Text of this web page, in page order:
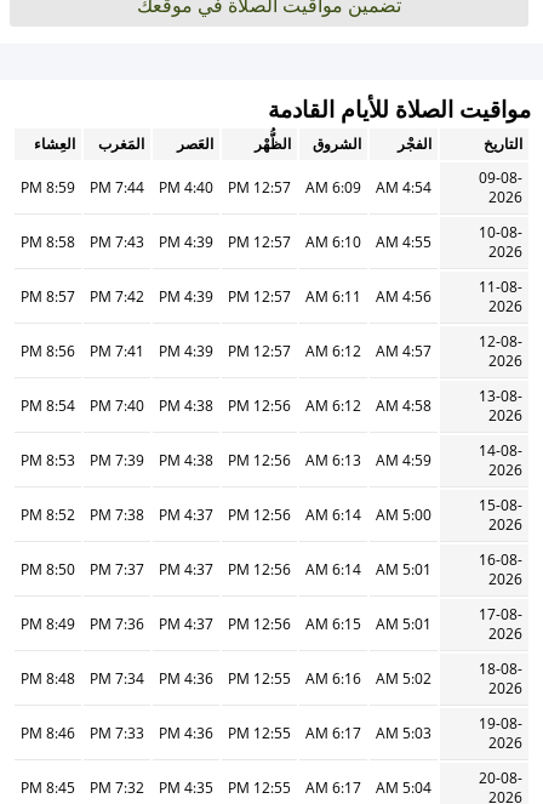
مواقيت الصلاة للأيام القادمة
التاريخ الفجْر الشروق الظُّهْر العَصر المَغرب
العِشاء
09-08-
2026
4:54 AM
6:09 AM
12:57 PM
4:40 PM
7:44 PM
8:59 PM
10-08-
2026
4:55 AM
6:10 AM
12:57 PM
4:39 PM
7:43 PM
8:58 PM
11-08-
2026
4:56 AM
6:11 AM
12:57 PM
4:39 PM
7:42 PM
8:57 PM
12-08-
2026
4:57 AM
6:12 AM
12:57 PM
4:39 PM
7:41 PM
8:56 PM
13-08-
2026
4:58 AM
6:12 AM
12:56 PM
4:38 PM
7:40 PM
8:54 PM
14-08-
2026
4:59 AM
6:13 AM
12:56 PM
4:38 PM
7:39 PM
8:53 PM
15-08-
2026
5:00 AM
6:14 AM
12:56 PM
4:37 PM
7:38 PM
8:52 PM
16-08-
2026
5:01 AM
6:14 AM
12:56 PM
4:37 PM
7:37 PM
8:50 PM
17-08-
2026
5:01 AM
6:15 AM
12:56 PM
4:37 PM
7:36 PM
8:49 PM
18-08-
2026
5:02 AM
6:16 AM
12:55 PM
4:36 PM
7:34 PM
8:48 PM
19-08-
2026
5:03 AM
6:17 AM
12:55 PM
4:36 PM
7:33 PM
8:46 PM
20-08-
2026
5:04 AM
6:17 AM
12:55 PM
4:35 PM
7:32 PM
8:45 PM